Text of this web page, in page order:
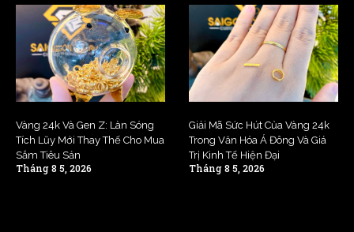
Vàng 24k Và Gen Z: Làn Sóng
Tích Lũy Mới Thay Thế Cho Mua
Sắm Tiêu Sản
Tháng 8 5, 2026
Giải Mã Sức Hút Của Vàng 24k
Trong Văn Hóa Á Đông Và Giá
Trị Kinh Tế Hiện Đại
Tháng 8 5, 2026